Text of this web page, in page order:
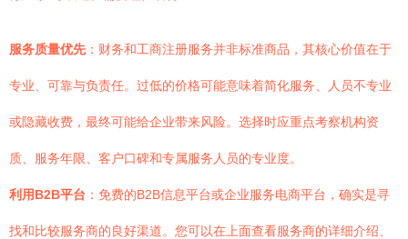
服务质量优先 ：财务和工商注册服务并非标准商品，其核心价值在于
专业、可靠与负责任。过低的价格可能意味着简化服务、人员不专业
或隐藏收费，最终可能给企业带来风险。选择时应重点考察机构资
质、服务年限、客户口碑和专属服务人员的专业度。
利用B2B平台 ：免费的B2B信息平台或企业服务电商平台，确实是寻
找和比较服务商的良好渠道。您可以在上面查看服务商的详细介绍、